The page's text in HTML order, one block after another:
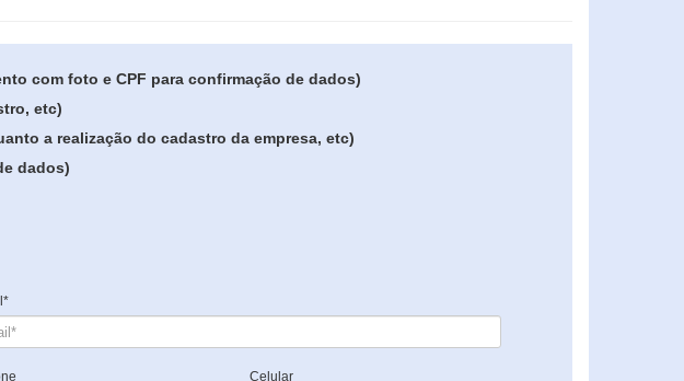
com foto e CPF para confirmação de dados)
etc)
a realização do cadastro da empresa, etc)
dados)
Celular